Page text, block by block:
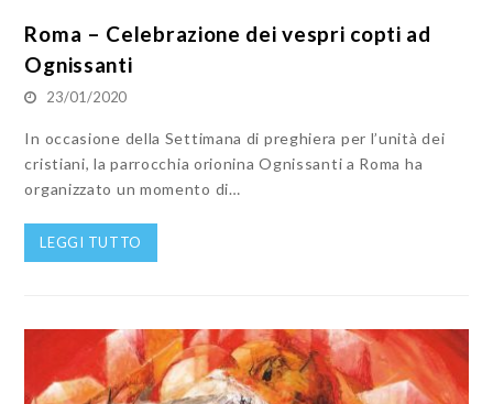
Roma – Celebrazione dei vespri copti ad
Ognissanti
23/01/2020
In occasione della Settimana di preghiera per l’unità dei
cristiani, la parrocchia orionina Ognissanti a Roma ha
organizzato un momento di…
LEGGI TUTTO